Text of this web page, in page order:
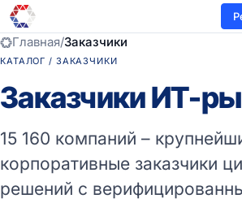
Главная/Заказчики
КАТАЛОГ / ЗАКАЗЧИКИ
Заказчики ИТ-
15 160 компаний –
корпоративные заказчики
решений с